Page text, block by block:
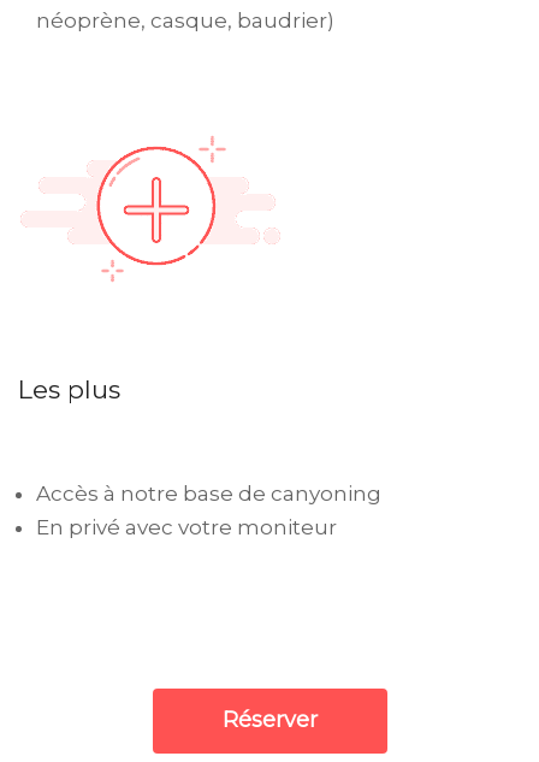
néoprène, casque, baudrier)
Les plus
Accès à notre base de canyoning
En privé avec votre moniteur
Réserver